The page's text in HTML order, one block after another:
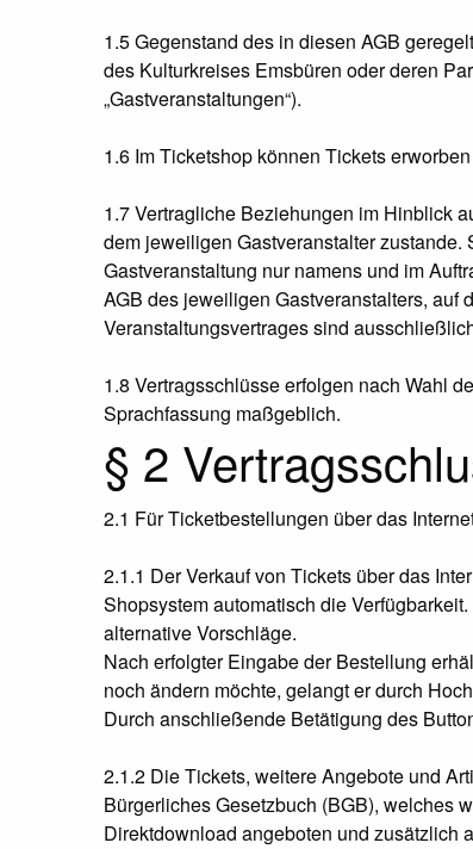
1.5 Gegenstand des in diesen AGB
des Kulturkreises Emsbüren oder deren
„Gastveranstaltungen“).
1.6 Im Ticketshop können Tickets
1.7 Vertragliche Beziehungen im Hinblick
dem jeweiligen Gastveranstalter
Gastveranstaltung nur namens und im
AGB des jeweiligen Gastveranstalters,
Veranstaltungsvertrages sind
1.8 Vertragsschlüsse erfolgen nach Wahl
Sprachfassung maßgeblich.
§ 2
2.1 Für Ticketbestellungen über das
2.1.1 Der Verkauf von Tickets über das
Shopsystem automatisch die
alternative Vorschläge.
Nach erfolgter Eingabe der Bestellung
noch ändern möchte, gelangt er durch
Durch anschließende Betätigung des
2.1.2 Die Tickets, weitere Angebote und
Bürgerliches Gesetzbuch (BGB), welches
Direktdownload angeboten und zusätzlich